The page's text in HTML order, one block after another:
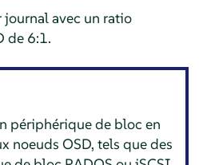
journal avec un ratio
de 6:1.
périphérique de bloc en
noeuds OSD, tels que des